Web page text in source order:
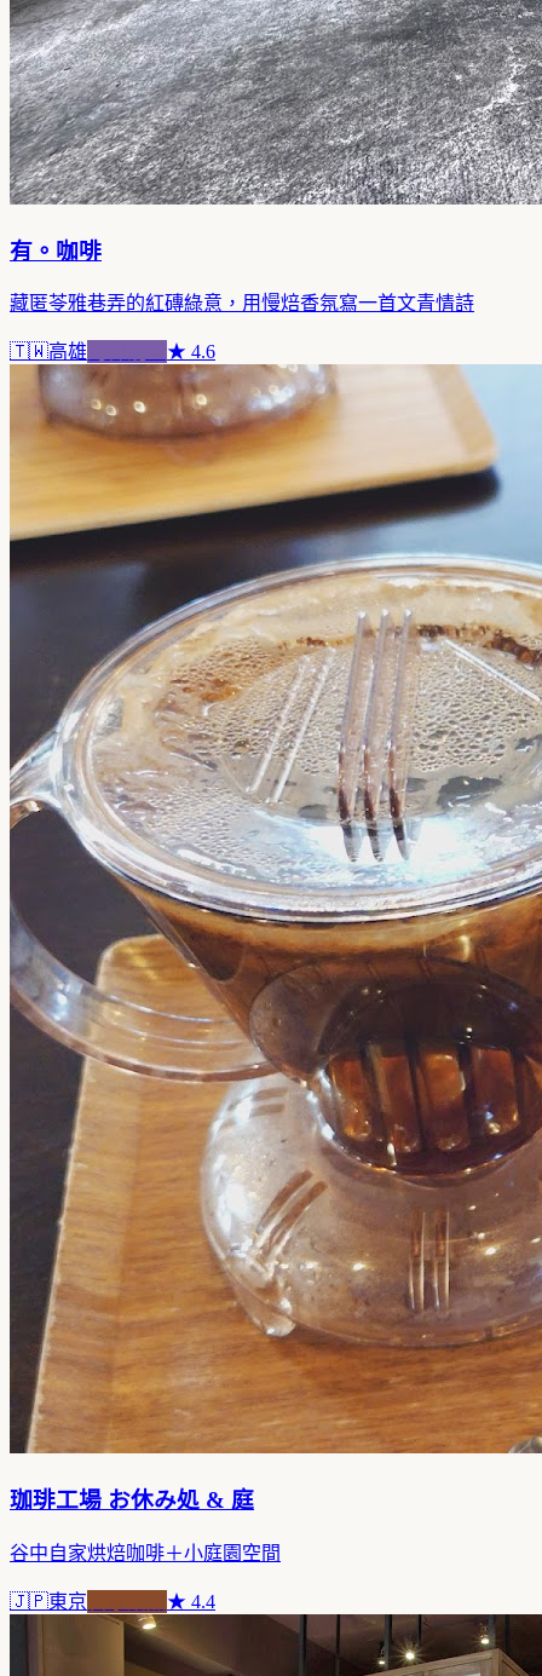
有。咖啡
藏匿苓雅巷弄的紅磚綠意，用慢焙香氛寫一首文青情詩
🇹🇼高雄 ★ 4.6
珈琲工場 お休み処 & 庭
谷中自家烘焙咖啡＋小庭園空間
🇯🇵東京 ★ 4.4